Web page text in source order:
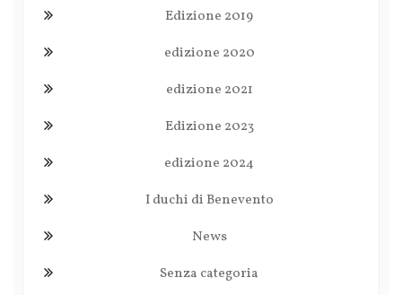
Edizione 2019
edizione 2020
edizione 2021
Edizione 2023
edizione 2024
I duchi di Benevento
News
Senza categoria